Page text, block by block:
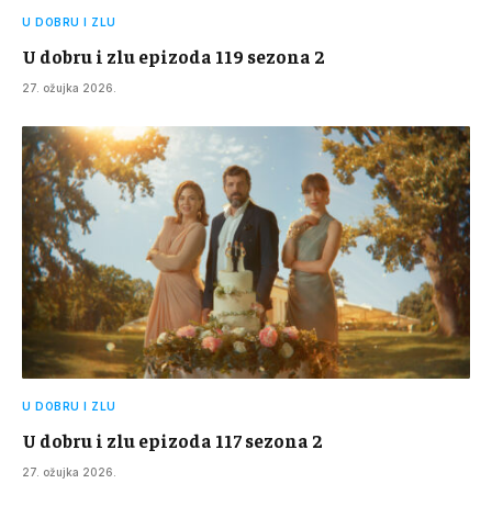
U DOBRU I ZLU
U dobru i zlu epizoda 119 sezona 2
27. ožujka 2026.
U DOBRU I ZLU
U dobru i zlu epizoda 117 sezona 2
27. ožujka 2026.